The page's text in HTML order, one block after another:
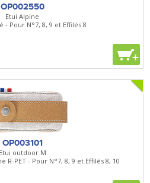
OP002550
Etui Alpine
- Pour N°7, 8, 9 et Effilés 8
+
OP003101
Etui outdoor M
PET - Pour N°7, 8, 9 et Effilés 8, 10